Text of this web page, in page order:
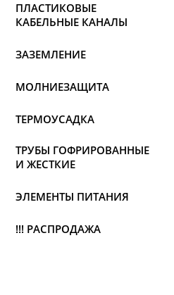
ПЛАСТИКОВЫЕ
КАБЕЛЬНЫЕ КАНАЛЫ
ЗАЗЕМЛЕНИЕ
МОЛНИЕЗАЩИТА
ТЕРМОУСАДКА
ТРУБЫ ГОФРИРОВАННЫЕ
И ЖЕСТКИЕ
ЭЛЕМЕНТЫ ПИТАНИЯ
!!! РАСПРОДАЖА